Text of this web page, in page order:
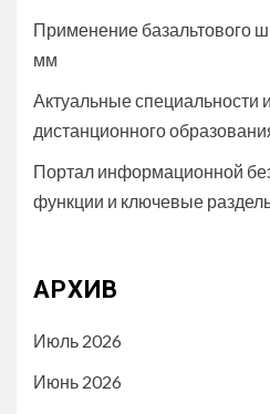
Применение базальтового
мм
Актуальные специальности
дистанционного
Портал информационной
функции и ключевые
АРХИВ
Июль 2026
Июнь 2026